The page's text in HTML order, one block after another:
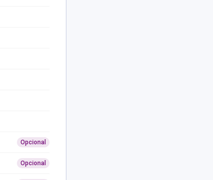
Opcional
Opcional